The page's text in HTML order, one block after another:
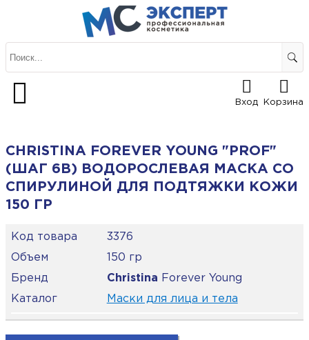
Вход Корзина
CHRISTINA FOREVER YOUNG "PROF"
(ШАГ 6B) ВОДОРОСЛЕВАЯ МАСКА СО
СПИРУЛИНОЙ ДЛЯ ПОДТЯЖКИ КОЖИ
150 ГР
Код товара
3376
Объем
150 гр
Бренд
Christina Forever Young
Каталог
Маски для лица и тела